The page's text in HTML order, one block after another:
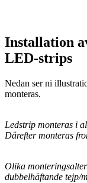
Installation
LED-strips
Nedan ser ni
monteras.
Ledstrip monteras i
Därefter monteras
Olika
dubbelhäftande tejp/